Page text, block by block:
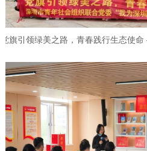
党旗引领绿美之路，青春践行生态使